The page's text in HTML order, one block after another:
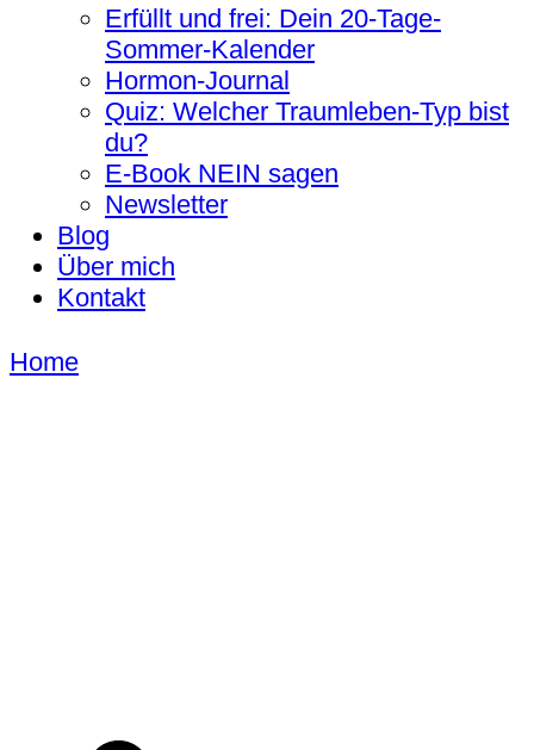
Erfüllt und frei: Dein 20-Tage-
Sommer-Kalender
Hormon-Journal
Quiz: Welcher Traumleben-Typ bist
du?
E-Book NEIN sagen
Newsletter
Blog
Über mich
Kontakt
Home